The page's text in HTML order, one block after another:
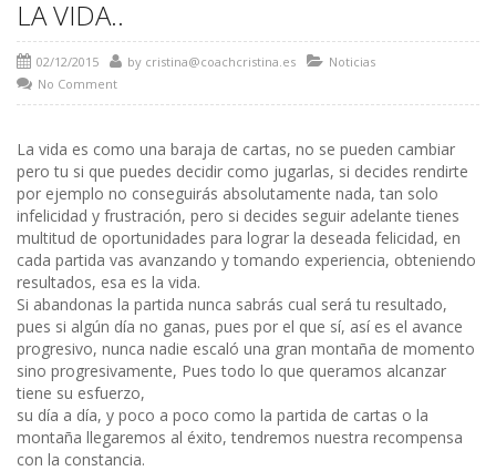
LA VIDA..
02/12/2015 by cristina@coachcristina.es
Noticias
No Comment
La vida es como una baraja de cartas, no se pueden cambiar
pero tu si que puedes decidir como jugarlas, si decides rendirte
por ejemplo no conseguirás absolutamente nada, tan solo
infelicidad y frustración, pero si decides seguir adelante tienes
multitud de oportunidades para lograr la deseada felicidad, en
cada partida vas avanzando y tomando experiencia, obteniendo
resultados, esa es la vida.
Si abandonas la partida nunca sabrás cual será tu resultado,
pues si algún día no ganas, pues por el que sí, así es el avance
progresivo, nunca nadie escaló una gran montaña de momento
sino progresivamente, Pues todo lo que queramos alcanzar
tiene su esfuerzo,
su día a día, y poco a poco como la partida de cartas o la
montaña llegaremos al éxito, tendremos nuestra recompensa
con la constancia.